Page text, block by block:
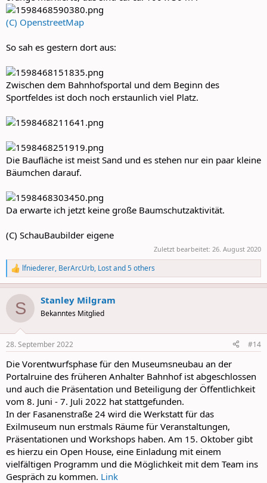
(C) OpenstreetMap
So sah es gestern dort aus:
Zwischen dem Bahnhofsportal und dem Beginn des
Sportfeldes ist doch noch erstaunlich viel Platz.
Die Baufläche ist meist Sand und es stehen nur ein paar kleine
Bäumchen darauf.
Da erwarte ich jetzt keine große Baumschutzaktivität.
(C) SchauBaubilder eigene
Zuletzt bearbeitet: 26. August 2020
R
e
a
c
i
s
lfniederer, BerArcUrb, Lostand 5 others
S Stanley Milgram
Bekanntes Mitglied
28. September 2022 #14
Die Vorentwurfsphase für den Museumsneubau an der
Portalruine des früheren Anhalter Bahnhof ist abgeschlossen
und auch die Präsentation und Beteiligung der Öffentlichkeit
vom 8. Juni - 7. Juli 2022 hat stattgefunden.
In der Fasanenstraße 24 wird die Werkstatt für das
Exilmuseum nun erstmals Räume für Veranstaltungen,
Präsentationen und Workshops haben. Am 15. Oktober gibt
es hierzu ein Open House, eine Einladung mit einem
vielfältigen Programm und die Möglichkeit mit dem Team ins
Gespräch zu kommen. Link